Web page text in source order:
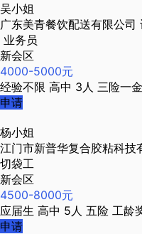
吴小姐
广东美青餐饮配送有限公司
业务员
新会区
4000-5000元
经验不限 高中 3人 三险一金
申请
杨小姐
江门市新普华复合胶粘科技
切袋工
新会区
4500-8000元
应届生 高中 5人 五险 工龄
申请